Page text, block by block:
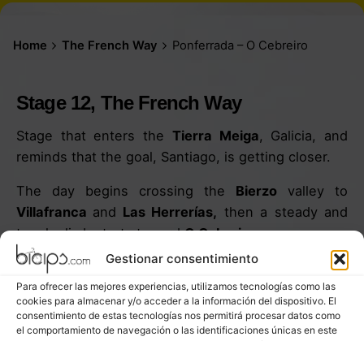
Gestionar consentimiento
Para ofrecer las mejores experiencias, utilizamos tecnologías como las
cookies para almacenar y/o acceder a la información del dispositivo. El
consentimiento de estas tecnologías nos permitirá procesar datos como
el comportamiento de navegación o las identificaciones únicas en este
Home The French Way Ponferrada – O Cebreiro
Stage 12, The French Way
Stage that enters the Tierra Meiga, Galicia, and
reminds that the goal, Santiago, is getting closer.
The day begins crossing the Bierzo valley to
Villafranca and Las Herrerías, then a steady and
tough climb starts towardO Cebreiro.
The elevation gain is significant (from +480 m up to
more than 1,300 m atO Cebreiro). Nevertheless, it
offers spectacular mountain landscapes, with
centuries-old oak and chestnut forests.